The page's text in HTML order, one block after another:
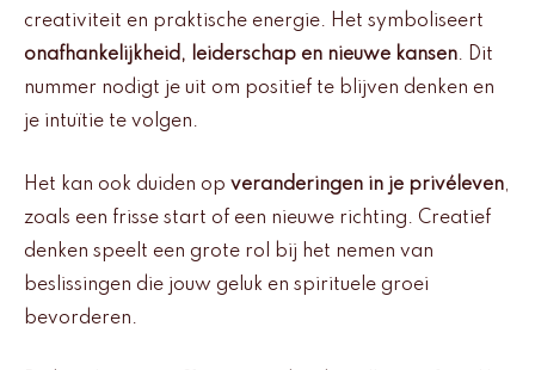
creativiteit en praktische energie. Het symboliseert
onafhankelijkheid, leiderschap en nieuwe kansen. Dit
nummer nodigt je uit om positief te blijven denken en
je intuïtie te volgen.
Het kan ook duiden op veranderingen in je privéleven,
zoals een frisse start of een nieuwe richting. Creatief
denken speelt een grote rol bij het nemen van
beslissingen die jouw geluk en spirituele groei
bevorderen.